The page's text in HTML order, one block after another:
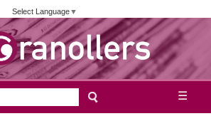
Vés
al
contingut
Select Language▼
☰
e